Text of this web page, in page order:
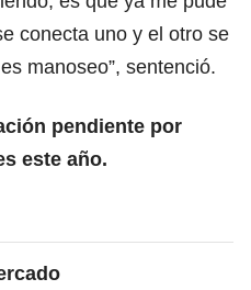
conecta uno y el otro se
manoseo”, sentenció.
pendiente por
este año.